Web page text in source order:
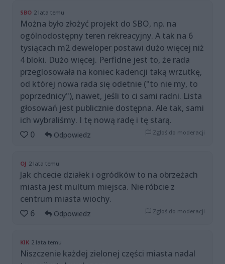
SBO 2 lata temu
Można było złożyć projekt do SBO, np. na
ogólnodostępny teren rekreacyjny. A tak na 6
tysiącach m2 deweloper postawi dużo więcej niż
4 bloki. Dużo więcej. Perfidne jest to, że rada
przeglosowała na koniec kadencji taką wrzutkę,
od której nowa rada się odetnie ("to nie my, to
poprzednicy"), nawet, jeśli to ci sami radni. Lista
głosowań jest publicznie dostępna. Ale tak, sami
ich wybraliśmy. I tę nową radę i tę starą.
0
Odpowiedz Zgłoś do moderacji
OJ 2 lata temu
Jak chcecie działek i ogródków to na obrzeżach
miasta jest multum miejsca. Nie róbcie z
centrum miasta wiochy.
6
Odpowiedz Zgłoś do moderacji
KIK 2 lata temu
Niszczenie każdej zielonej części miasta nadal